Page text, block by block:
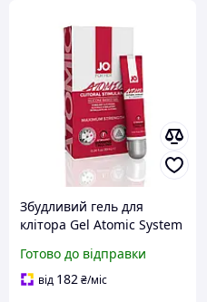
Збудливий гель для
клітора Gel Atomic System
Готово до відправки
від 182₴/міс